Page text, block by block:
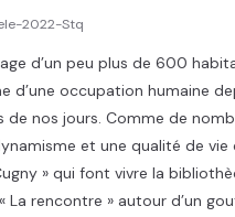
2022-Stq
d’un peu plus de 600
d’une occupation humaine
de nos jours. Comme de
et une qualité de vie
» qui font vivre la
La rencontre » autour d’un